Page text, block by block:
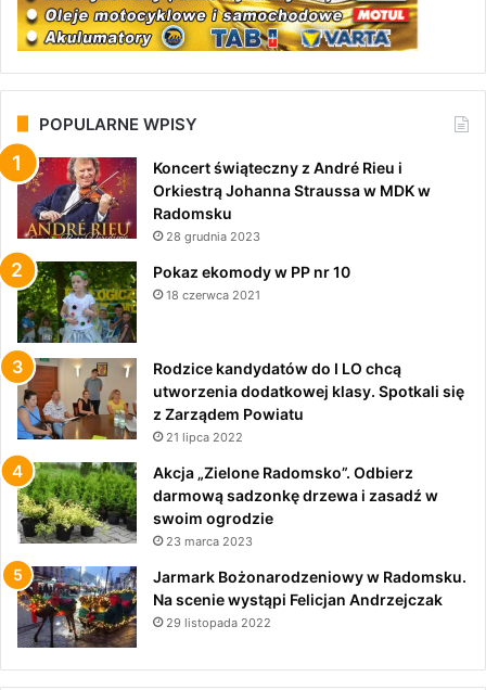
POPULARNE WPISY
Koncert świąteczny z André Rieu i
Orkiestrą Johanna Straussa w MDK w
Radomsku
28 grudnia 2023
Pokaz ekomody w PP nr 10
18 czerwca 2021
Rodzice kandydatów do I LO chcą
utworzenia dodatkowej klasy. Spotkali się
z Zarządem Powiatu
21 lipca 2022
Akcja „Zielone Radomsko”. Odbierz
darmową sadzonkę drzewa i zasadź w
swoim ogrodzie
23 marca 2023
Jarmark Bożonarodzeniowy w Radomsku.
Na scenie wystąpi Felicjan Andrzejczak
29 listopada 2022